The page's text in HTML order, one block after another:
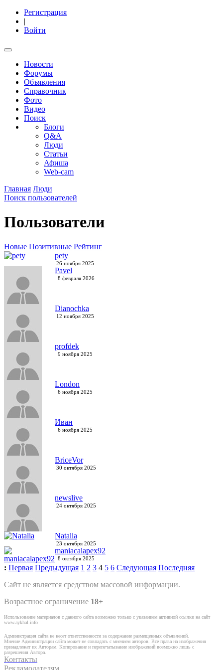
Регистрация
|
Войти
Новости
Форумы
Объявления
Справочник
Фото
Видео
Поиск
Блоги
Q&A
Люди
Статьи
Афиша
Web-cam
Главная Люди
Поиск пользователей
Пользователи
Новые Позитивные Рейтинг
pety
26 ноября 2025
Pavel
8 февраля 2026
Dianochka
12 ноября 2025
profdek
9 ноября 2025
London
6 ноября 2025
Иван
6 ноября 2025
BriceVor
30 октября 2025
newslive
24 октября 2025
Natalia
23 октября 2025
maniacalapex92
8 октября 2025
: Первая Предыдущая 1 2 3 4 5 6 Следующая Последняя
Сайт не является средством массовой информации.
Возрастное ограничение 18+
Использование материалов с данного сайта возможно только с указанием активной ссылки на сайт
www.aykhal.info
Администрация сайта не несет ответственности за содержание размещенных объявлений.
Мнение Администрации сайта может не совпадать с мнением авторов. Все права на изображения
принадлежат их Авторам. Копирование и перепечатывание изображений возможно лишь с
разрешения Автора.
Контакты
Рекламодателям